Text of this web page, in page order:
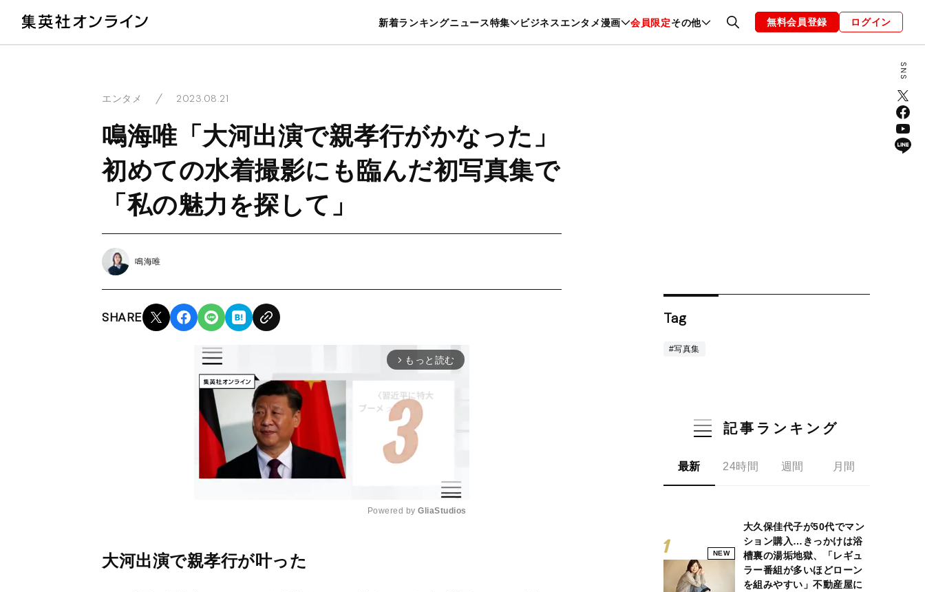
新着ランキングニュース特集 ビジネスエンタメ漫画 会員限定その他
暮らし スポーツ ヘルスケア 美容 グルメ ファッション 恋愛・結婚 編集部 お知らせ
無料会員登録 ログイン
エンタメ 2023.08.21
鳴海唯「大河出演で親孝行がかなった」
初めての水着撮影にも臨んだ初写真集で
「私の魅力を探して」
鳴海唯
SHARE
arrow_forward_ios もっと読む
Powered by GliaStudios
大河出演で親孝行が叶った
Tag
#写真集
記事ランキング
最新 24時間 週間 月間
NEW
大久保佳代子が50代でマン
ション購入…きっかけは浴
槽裏の湯垢地獄、「レギュ
ラー番組が多いほどローン
を組みやすい」不動産屋に